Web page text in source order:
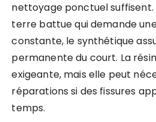
nettoyage ponctuel
terre battue qui demande
constante, le synthétique
permanente du court. La
exigeante, mais elle peut
réparations si des fissures
temps.